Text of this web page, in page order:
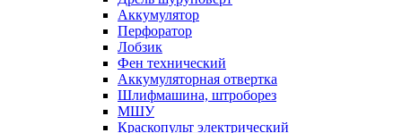
Аккумулятор
Перфоратор
Лобзик
Фен технический
Аккумуляторная отвертка
Шлифмашина, штроборез
МШУ
Краскопульт электрический